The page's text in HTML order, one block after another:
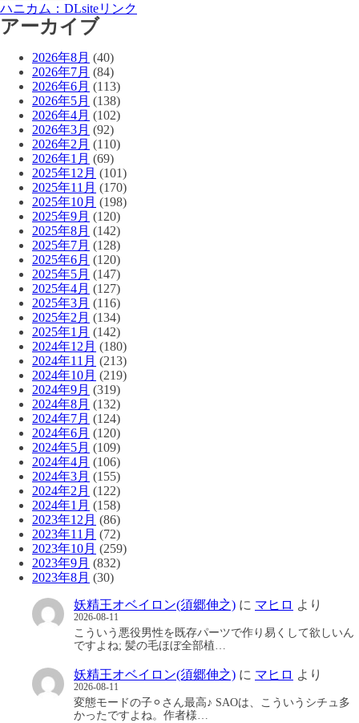
ハニカム：DLsiteリンク
アーカイブ
2026年8月 (40)
2026年7月 (84)
2026年6月 (113)
2026年5月 (138)
2026年4月 (102)
2026年3月 (92)
2026年2月 (110)
2026年1月 (69)
2025年12月 (101)
2025年11月 (170)
2025年10月 (198)
2025年9月 (120)
2025年8月 (142)
2025年7月 (128)
2025年6月 (120)
2025年5月 (147)
2025年4月 (127)
2025年3月 (116)
2025年2月 (134)
2025年1月 (142)
2024年12月 (180)
2024年11月 (213)
2024年10月 (219)
2024年9月 (319)
2024年8月 (132)
2024年7月 (124)
2024年6月 (120)
2024年5月 (109)
2024年4月 (106)
2024年3月 (155)
2024年2月 (122)
2024年1月 (158)
2023年12月 (86)
2023年11月 (72)
2023年10月 (259)
2023年9月 (832)
2023年8月 (30)
妖精王オベイロン(須郷伸之) に マヒロ より
2026-08-11
こういう悪役男性を既存パーツで作り易くして欲しいん
ですよね; 髪の毛ほぼ全部植…
妖精王オベイロン(須郷伸之) に マヒロ より
2026-08-11
変態モードの子⚪︎さん最高♪ SAOは、こういうシチュ多
かったですよね。作者様…